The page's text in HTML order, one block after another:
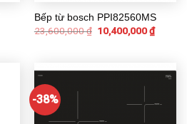
Bếp từ bosch PPI82560MS
23,600,000₫ 10,400,000₫
-38%